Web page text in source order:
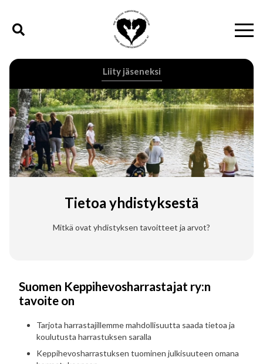
Liity jäseneksi
Tietoa yhdistyksestä
Mitkä ovat yhdistyksen tavoitteet ja arvot?
Suomen Keppihevosharrastajat ry:n
tavoite on
Tarjota harrastajillemme mahdollisuutta saada tietoa ja
koulutusta harrastuksen saralla
Keppihevosharrastuksen tuominen julkisuuteen omana